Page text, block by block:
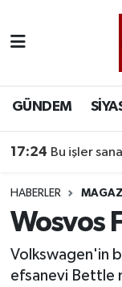
GÜNDEM
17:24 Bu işler
HABERLER
Wosvos
Volkswagen'in
efsanevi Bettle
SİYASET
EKONOMİ
YAŞAM
EĞİTİM
Ordu
Ordu Hava
Ordu
Ordu Trafik
Süper Lig
Tüm